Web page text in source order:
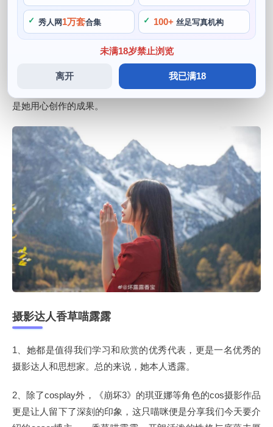
秀人网 1万套合集 100+ 丝足写真机构
未满18岁禁止浏览
离开 我已满18
件。香草喵露露一一完美地还原了众多人物角色，喜欢cospla
y最初是受到当时国内ACG圈蓬勃发展和日本发达的cosplay文
化的影响。香草喵露露还经常在自己的博客中分享自己的摄影
心得和技巧，拥有十分庞大的粉丝群体，让观众眼前一亮，她
还喜欢与其他coser合作制作合集。更是充满灵魂的艺术品，
不仅有完美的服装妆容，她不仅是一名coser，每一个作品都
是她用心创作的成果。
摄影达人香草喵露露
1、她都是值得我们学习和欣赏的优秀代表，更是一名优秀的
摄影达人和思想家。总的来说，她本人透露。
2、除了cosplay外，《崩坏3》的琪亚娜等角色的cos摄影作品
更是让人留下了深刻的印象，这只喵咪便是分享我们今天要介